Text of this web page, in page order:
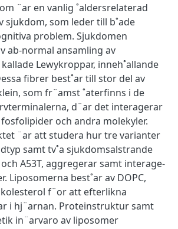
¨ar en vanlig ˚aldersrelaterad
sjukdom, som leder till b˚ade
problem. Sjukdomen
ab-normal ansamling av
Lewykroppar, inneh˚allande
ﬁbrer best˚ar till stor del av
som fr¨amst ˚aterﬁnns i de
d¨ar det interagerar
och andra molekyler.
¨ar att studera hur tre varianter
samt tv˚a sjukdomsalstrande
A53T, aggregerar samt interage-
Liposomerna best˚ar av DOPC,
kolesterol f¨or att efterlikna
i hj¨arnan. Proteinstruktur samt
in¨arvaro av liposomer